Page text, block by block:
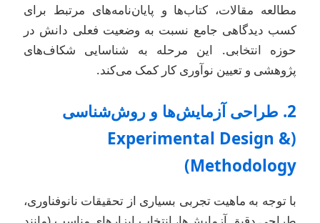
مقالات، کتاب‌ها و پایان‌نامه‌های مرتبط برای
دیدگاهی جامع نسبت به وضعیت فعلی دانش در
انتخابی. این مرحله به شناسایی شکاف‌های
و تعیین نوآوری کار کمک می‌کند.
2. طراحی آزمایش‌ها و روش‌شناسی
(Experimental Design &
توجه به ماهیت تجربی بسیاری از تحقیقات نانوفناوری،